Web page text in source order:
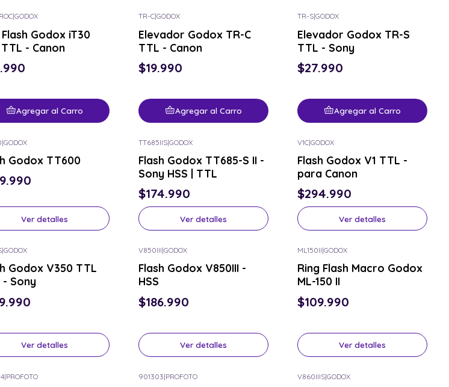
|GODOX
Flash Godox iT30
- Canon
Agregar al Carro
TR-C|GODOX
Elevador Godox TR-C
TTL - Canon
$19.990
Agregar al Carro
TR-S|GODOX
Elevador Godox TR-S
TTL - Sony
$27.990
Agregar al Carro
|GODOX
Godox TT600
Ver detalles
TT685IIS|GODOX
Flash Godox TT685-S II -
Sony HSS | TTL
$174.990
Ver detalles
V1C|GODOX
Flash Godox V1 TTL -
para Canon
$294.990
Ver detalles
|GODOX
Godox V350 TTL
- Sony
Ver detalles
V850III|GODOX
Flash Godox V850III -
HSS
$186.990
Ver detalles
ML150II|GODOX
Ring Flash Macro Godox
ML-150 II
$109.990
Ver detalles
|PROFOTO 901303|PROFOTO V860IIIS|GODOX